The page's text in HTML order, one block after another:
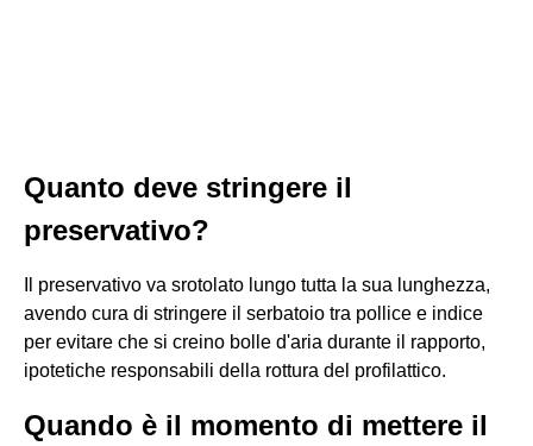
Quanto deve stringere il
preservativo?
Il preservativo va srotolato lungo tutta la sua lunghezza,
avendo cura di stringere il serbatoio tra pollice e indice
per evitare che si creino bolle d'aria durante il rapporto,
ipotetiche responsabili della rottura del profilattico.
Quando è il momento di mettere il